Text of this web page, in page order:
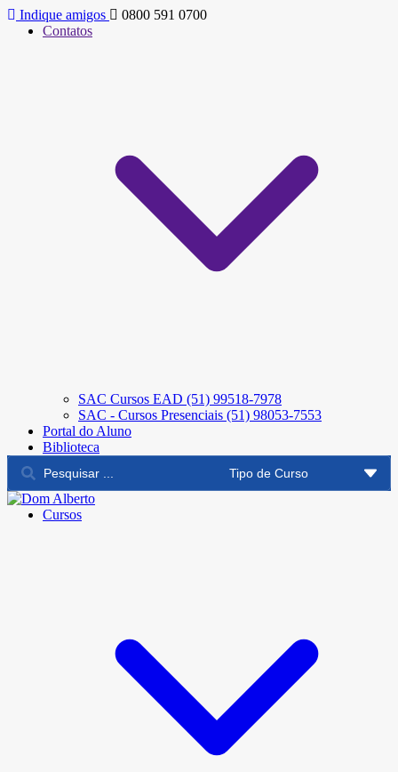
Indique amigos
0800 591 0700
Contatos
SAC Cursos EAD (51) 99518-7978
SAC - Cursos Presenciais (51) 98053-7553
Portal do Aluno
Biblioteca
Cursos